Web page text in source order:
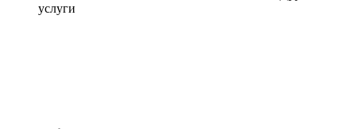
услуги